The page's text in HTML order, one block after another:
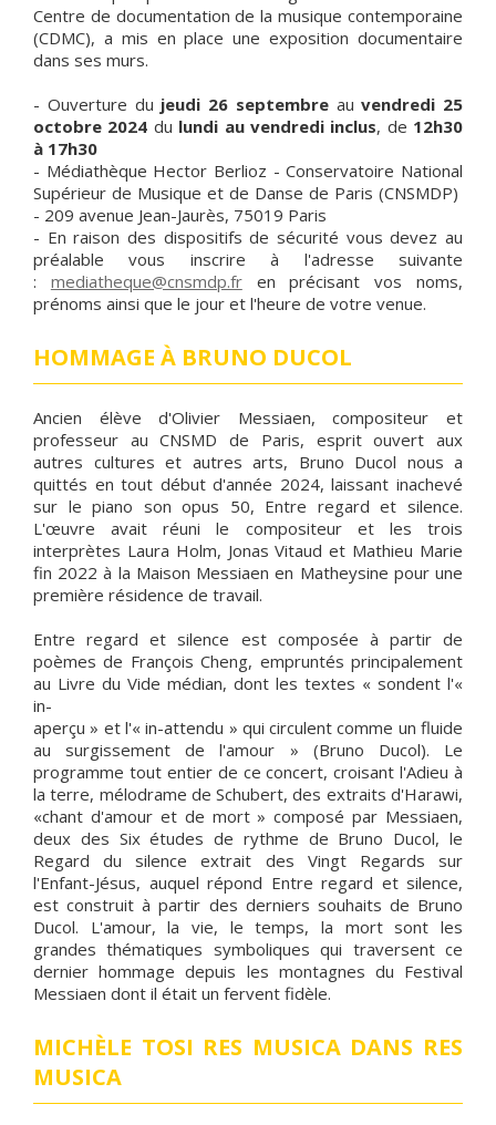
Centre de documentation de la musique contemporaine
(CDMC), a mis en place une exposition documentaire
dans ses murs.
- Ouverture du jeudi 26 septembreau vendredi 25
octobre 2024 du lundi au vendredi inclus, de 12h30
à 17h30
- Médiathèque Hector Berlioz - Conservatoire National
Supérieur de Musique et de Danse de Paris (CNSMDP)
- 209 avenue Jean-Jaurès, 75019 Paris
- En raison des dispositifs de sécurité vous devez au
préalable vous inscrire à l'adresse suivante
: mediatheque@cnsmdp.fren précisant vos noms,
prénoms ainsi que le jour et l'heure de votre venue.
HOMMAGE À BRUNO DUCOL
Ancien élève d'Olivier Messiaen, compositeur et
professeur au CNSMD de Paris, esprit ouvert aux
autres cultures et autres arts, Bruno Ducol nous a
quittés en tout début d'année 2024, laissant inachevé
sur le piano son opus 50, Entre regard et silence.
L'œuvre avait réuni le compositeur et les trois
interprètes Laura Holm, Jonas Vitaud et Mathieu Marie
fin 2022 à la Maison Messiaen en Matheysine pour une
première résidence de travail.
Entre regard et silence est composée à partir de
poèmes de François Cheng, empruntés principalement
au Livre du Vide médian, dont les textes « sondent l'«
in-
aperçu » et l'« in-attendu » qui circulent comme un fluide
au surgissement de l'amour » (Bruno Ducol). Le
programme tout entier de ce concert, croisant l'Adieu à
la terre, mélodrame de Schubert, des extraits d'Harawi,
«chant d'amour et de mort » composé par Messiaen,
deux des Six études de rythme de Bruno Ducol, le
Regard du silence extrait des Vingt Regards sur
l'Enfant-Jésus, auquel répond Entre regard et silence,
est construit à partir des derniers souhaits de Bruno
Ducol. L'amour, la vie, le temps, la mort sont les
grandes thématiques symboliques qui traversent ce
dernier hommage depuis les montagnes du Festival
Messiaen dont il était un fervent fidèle.
MICHÈLE TOSI RES MUSICA DANS RES
MUSICA